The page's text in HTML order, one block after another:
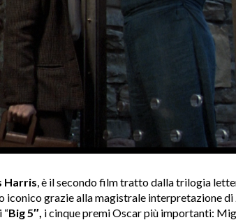
Harris , è il secondo film tratto dalla trilogia
iconico grazie alla magistrale interpretazione di
“Big 5″, i cinque premi Oscar più importanti: